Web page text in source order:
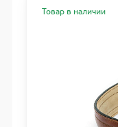
Товар в наличии